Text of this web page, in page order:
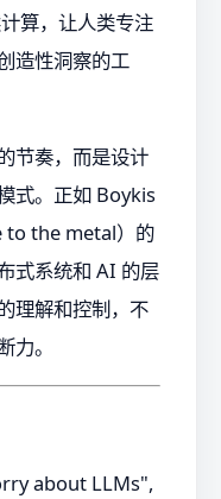
算，让人类专注
造性洞察的工
节奏，而是设计
式。正如 Boykis
to the metal）的
式系统和 AI 的层
理解和控制，不
。
about LLMs",